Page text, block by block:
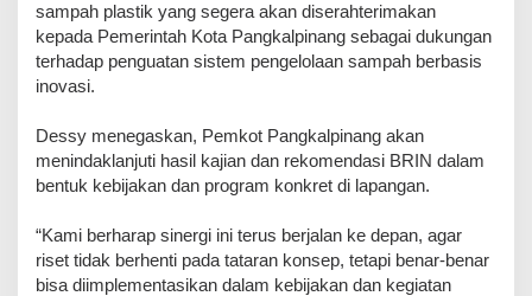
sampah plastik yang segera akan diserahterimakan
kepada Pemerintah Kota Pangkalpinang sebagai dukungan
terhadap penguatan sistem pengelolaan sampah berbasis
inovasi.
Dessy menegaskan, Pemkot Pangkalpinang akan
menindaklanjuti hasil kajian dan rekomendasi BRIN dalam
bentuk kebijakan dan program konkret di lapangan.
“Kami berharap sinergi ini terus berjalan ke depan, agar
riset tidak berhenti pada tataran konsep, tetapi benar-benar
bisa diimplementasikan dalam kebijakan dan kegiatan